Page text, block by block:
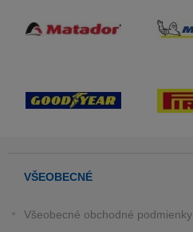
VŠEOBECNÉ
Všeobecné obchodné podmienky